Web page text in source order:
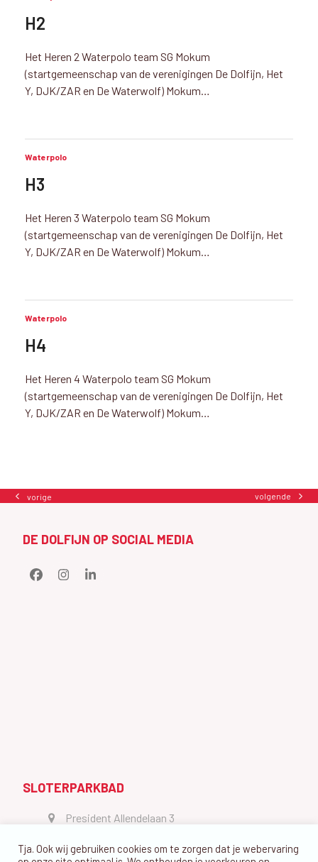
H2
Het Heren 2 Waterpolo team SG Mokum
(startgemeenschap van de verenigingen De Dolfijn, Het
Y, DJK/ZAR en De Waterwolf) Mokum…
Waterpolo
H3
Het Heren 3 Waterpolo team SG Mokum
(startgemeenschap van de verenigingen De Dolfijn, Het
Y, DJK/ZAR en De Waterwolf) Mokum…
Waterpolo
H4
Het Heren 4 Waterpolo team SG Mokum
(startgemeenschap van de verenigingen De Dolfijn, Het
Y, DJK/ZAR en De Waterwolf) Mokum…
previous
vorige
next
volgende
DE DOLFIJN OP SOCIAL MEDIA
FacebookInstagramLinkedIn
SLOTERPARKBAD
President Allendelaan 3
vragen@dedolfijn.com
Tja. Ook wij gebruiken cookies om te zorgen dat je webervaring